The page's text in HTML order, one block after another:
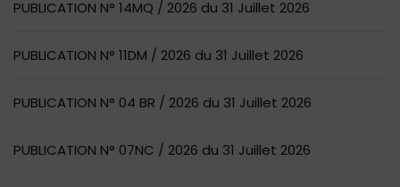
PUBLICATION N° 14MQ / 2026 du 31 Juillet 2026
PUBLICATION N° 11DM / 2026 du 31 Juillet 2026
PUBLICATION N° 04 BR / 2026 du 31 Juillet 2026
PUBLICATION N° 07NC / 2026 du 31 Juillet 2026